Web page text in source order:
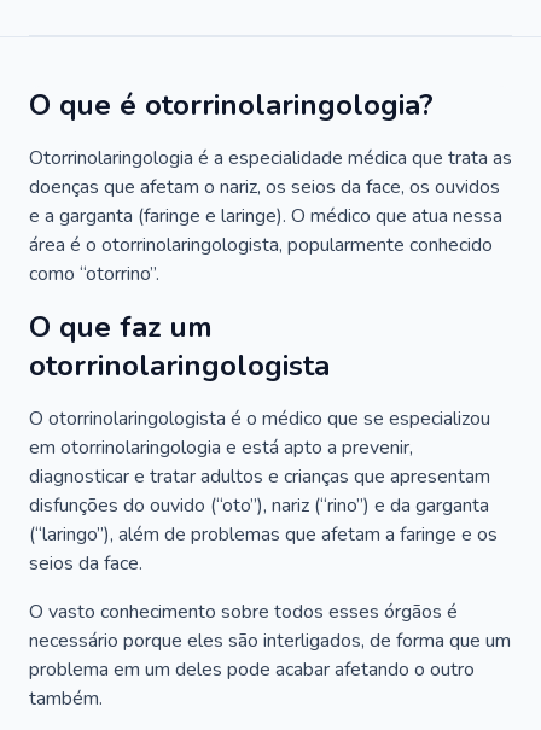
O que é otorrinolaringologia?
Otorrinolaringologia é a especialidade médica que trata as
doenças que afetam o nariz, os seios da face, os ouvidos
e a garganta (faringe e laringe). O médico que atua nessa
área é o otorrinolaringologista, popularmente conhecido
como “otorrino”.
O que faz um
otorrinolaringologista
O otorrinolaringologista é o médico que se especializou
em otorrinolaringologia e está apto a prevenir,
diagnosticar e tratar adultos e crianças que apresentam
disfunções do ouvido (“oto”), nariz (“rino”) e da garganta
(“laringo”), além de problemas que afetam a faringe e os
seios da face.
O vasto conhecimento sobre todos esses órgãos é
necessário porque eles são interligados, de forma que um
problema em um deles pode acabar afetando o outro
também.